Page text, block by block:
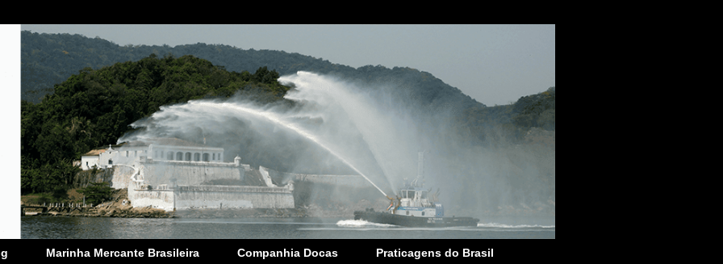
Marinha Mercante Brasileira Companhia Docas Praticagens do Brasil